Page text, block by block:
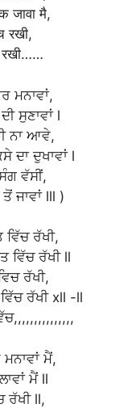
जावा मै,
रखी,
रखी……
ਮਨਾਵਾਂ,
ਸੁਣਾਵਾਂ l
ਨਾ ਆਵੇ,
ਦਾ ਦੁਖਾਵਾਂ l
ਵੱਸੀਂ,
ਜਾਵਾਂ lll )
ਰੱਖੀ,
ਵਿੱਚ ਰੱਖੀ ll
ਰੱਖੀ,
ਰੱਖੀ xll -ll
ਮੈਂ,
ਮੈਂ ll
ਰੱਖੀ ll,